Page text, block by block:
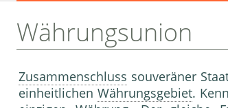
Währungsunion
Zusammenschluss souveräner
einheitlichen Währungsgebiet.